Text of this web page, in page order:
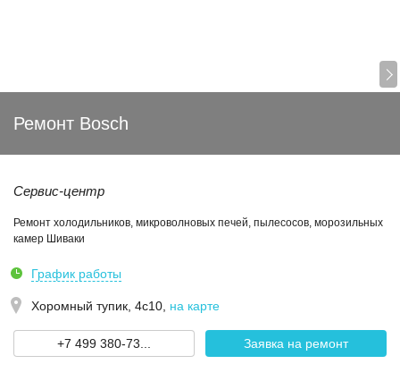
Ремонт Bosch
Сервис-центр
Ремонт холодильников, микроволновых печей, пылесосов, морозильных
камер Шиваки
График работы
Хоромный тупик, 4с10 на карте
+7 499 380-73... Заявка на ремонт